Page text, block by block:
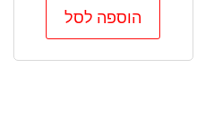
הוספה לסל